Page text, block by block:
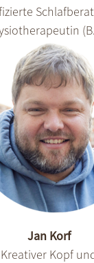
Jan Korf
Kreativer Kopf